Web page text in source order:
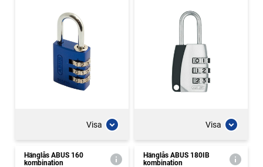
Visa Visa
Hänglås ABUS 160
kombination
Hänglås ABUS 180IB
kombination